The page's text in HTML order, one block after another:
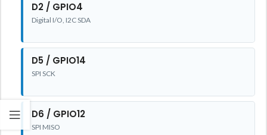
D2 / GPIO4
Digital I/O, I2C SDA
D5 / GPIO14
SPI SCK
D6 / GPIO12
SPI MISO